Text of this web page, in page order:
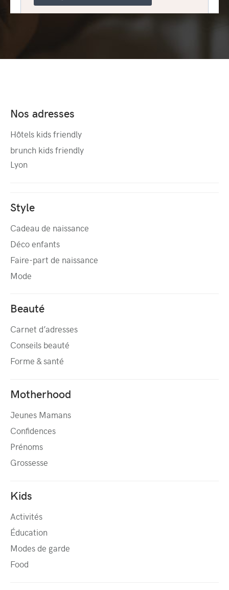
Nos adresses
Hôtels kids friendly
brunch kids friendly
Lyon
Style
Cadeau de naissance
Déco enfants
Faire-part de naissance
Mode
Beauté
Carnet d’adresses
Conseils beauté
Forme & santé
Motherhood
Jeunes Mamans
Confidences
Prénoms
Grossesse
Kids
Activités
Éducation
Modes de garde
Food